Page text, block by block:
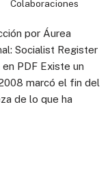
Colaboraciones
por Áurea
Socialist Register
PDF Existe un
marcó el fin del
de lo que ha